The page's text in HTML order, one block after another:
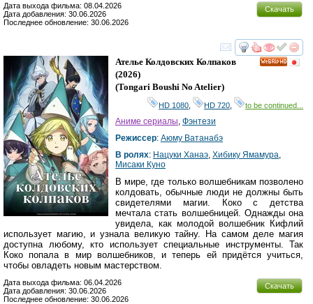
Скачать
Дата выхода фильма: 08.04.2026
Дата добавления: 30.06.2026
Последнее обновление: 30.06.2026
смотреть
Ателье Колдовских Колпаков
(2026)
(Tongari Boushi No Atelier)
HD 1080 HD 720 to be continued...
Аниме сериалы, Фэнтези
Режиссер: Аюму Ватанабэ
В ролях: Нацуки Ханаэ, Хибику Ямамура,
Мисаки Куно
В мире, где только волшебникам позволено
колдовать, обычные люди не должны быть
свидетелями магии. Коко с детства
мечтала стать волшебницей. Однажды она
увидела, как молодой волшебник Кифлий
использует магию, и узнала великую тайну. На самом деле магия
доступна любому, кто использует специальные инструменты. Так
Коко попала в мир волшебников, и теперь ей придётся учиться,
чтобы овладеть новым мастерством.
Скачать
Дата выхода фильма: 06.04.2026
Дата добавления: 30.06.2026
Последнее обновление: 30.06.2026